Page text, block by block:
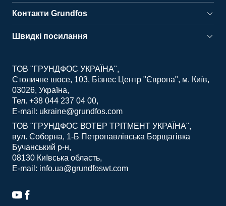
Контакти Grundfos
Швидкі посилання
ТОВ "ГРУНДФОС УКРАЇНА"
Столичне шосе, 103, Бізнес Центр "Європа", м. Київ,
03026, Україна
Тел. +38 044 237 04 00
E-mail: ukraine@grundfos.com
ТОВ "ГРУНДФОС ВОТЕР ТРІТМЕНТ УКРАЇНА"
вул. Соборна, 1-Б Петропавлівська Борщагівка
Бучанський р-н
08130 Київська область
E-mail: info.ua@grundfoswt.com